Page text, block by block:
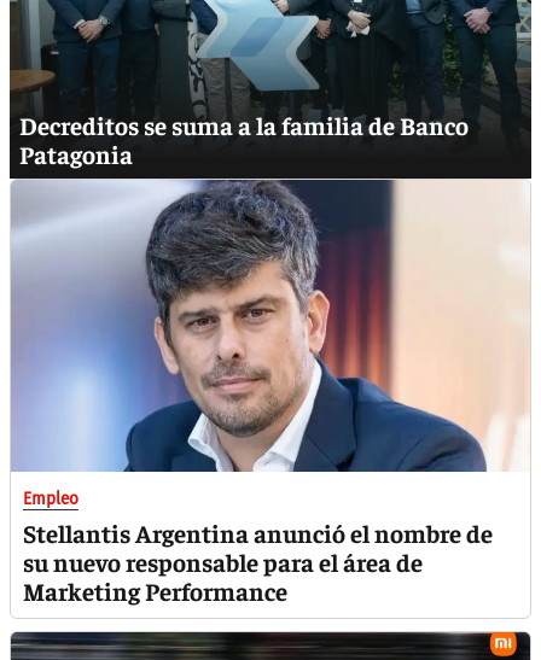
Decreditos se suma a la familia de Banco
Patagonia
Empleo
Stellantis Argentina anunció el nombre de
su nuevo responsable para el área de
Marketing Performance